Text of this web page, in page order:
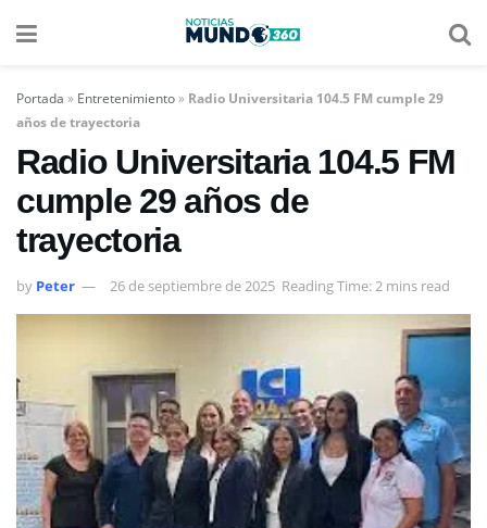
Portada » Entretenimiento» Radio Universitaria 104.5 FM cumple 29
años de trayectoria
Radio Universitaria 104.5 FM
cumple 29 años de
trayectoria
by Peter 26 de septiembre de 2025 Reading Time: 2 mins read